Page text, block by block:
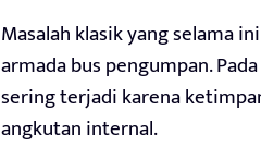
Masalah klasik yang selama
armada bus pengumpan.
sering terjadi karena
angkutan internal.